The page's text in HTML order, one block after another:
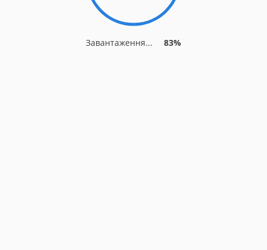
Завантаження... 83%